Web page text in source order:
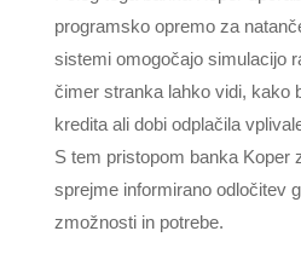
programsko opremo za
sistemi omogočajo simulacijo
čimer stranka lahko vidi, kako
kredita ali dobi odplačila
S tem pristopom banka Koper
sprejme informirano odločitev
zmožnosti in potrebe.